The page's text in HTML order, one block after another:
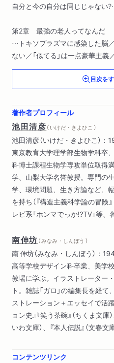
自分と今の自分は同じじゃない
第2章 最強の老人ってなんだ
…トキソプラズマに感染した脳
ない／「似てる」は一点豪華主
顔面効果／「わかる」「面白い」
…面白いと感じるのはどういうと
しい／ＳＮＳバカ／／人類はい
い？…
第4章 おじいさんとＡＩ
…老人は転ぶ／養老孟司さんは
いこと―天変地異の予想／地球
もしない／死ぬこと考えたって
…おじいさんの脳は記憶が多す
ョン／すべての人は変態だ！／
ない」を分かってくれない／Ａ
尾一貫はバカのやること／頑張
「役に立つ」ことを考えるとバ
第6章 老人の未来、日本の未来
…金は使うモノ、拝むものじゃ
目次を
著作者プロフィール
池田清彦（ いけだ・きよひこ ）
池田清彦（いけだ・きよひこ）：
東京教育大学理学部生物学科卒
科博士課程生物学専攻単位取得
学、山梨大学名誉教授。専門の
学、環境問題、生き方論など、
を持ち（『構造主義科学論の冒険
レビ系「ホンマでっか!?TV」等、
南伸坊 （ みなみ・しんぼう ）
南 伸坊（みなみ・しんぼう）：
高等学校デザイン科卒業、美学
教場に学ぶ。イラストレーター
ト。雑誌「ガロ」の編集長を経
ストレーション＋エッセイで活
ョン史』『笑う茶碗』（ちくま文庫
いわ文庫）、『本人伝説』（文春文
コンテンツリンク